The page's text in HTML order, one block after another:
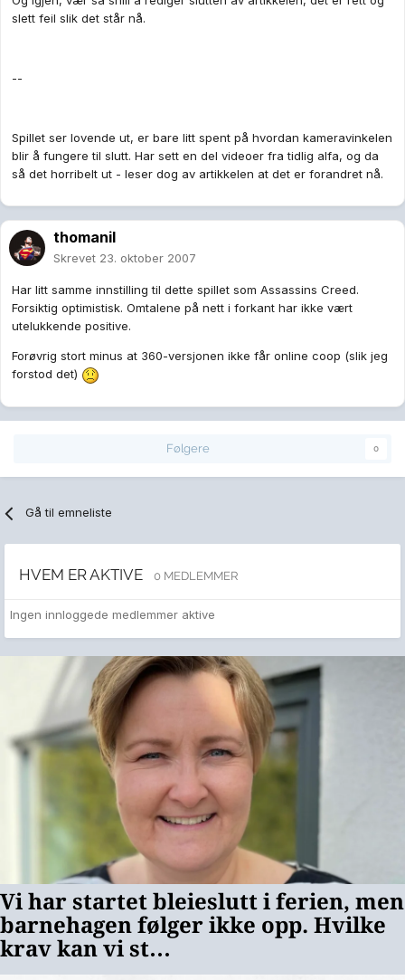
slett feil slik det står nå.
--
Spillet ser lovende ut, er bare litt spent på hvordan kameravinkelen
blir å fungere til slutt. Har sett en del videoer fra tidlig alfa, og da
så det horribelt ut - leser dog av artikkelen at det er forandret nå.
thomanil
Skrevet 23. oktober 2007
Har litt samme innstilling til dette spillet som Assassins Creed.
Forsiktig optimistisk. Omtalene på nett i forkant har ikke vært
utelukkende positive.
Forøvrig stort minus at 360-versjonen ikke får online coop (slik jeg
forstod det)
Følgere 0
Gå til emneliste
HVEM ER AKTIVE 0 MEDLEMMER
Ingen innloggede medlemmer aktive